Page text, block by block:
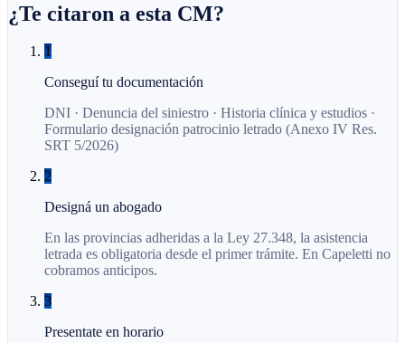
¿Te citaron a esta CM?
1
Conseguí tu documentación
DNI · Denuncia del siniestro · Historia clínica y estudios ·
Formulario designación patrocinio letrado (Anexo IV Res.
SRT 5/2026)
2
Designá un abogado
En las provincias adheridas a la Ley 27.348, la asistencia
letrada es obligatoria desde el primer trámite. En Capeletti no
cobramos anticipos.
3
Presentate en horario